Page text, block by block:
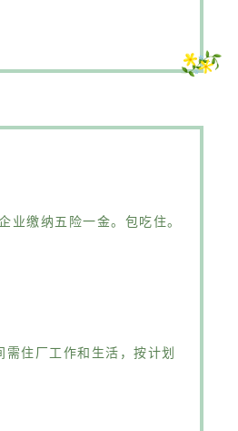
缴纳五险一金。包吃住。
住厂工作和生活，按计划